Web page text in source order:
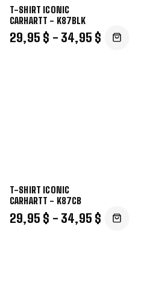
T-SHIRT ICONIC
CARHARTT - K87BLK
29,95 $ - 34,95 $
T-SHIRT ICONIC
CARHARTT - K87CB
29,95 $ - 34,95 $